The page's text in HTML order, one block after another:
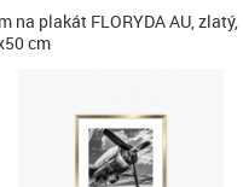
na plakát FLORYDA AU, zlatý,
cm